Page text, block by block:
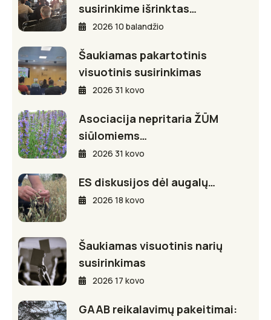
susirinkime išrinktas…
2026 10 balandžio
Šaukiamas pakartotinis
visuotinis susirinkimas
2026 31 kovo
Asociacija nepritaria ŽŪM
siūlomiems…
2026 31 kovo
ES diskusijos dėl augalų…
2026 18 kovo
Šaukiamas visuotinis narių
susirinkimas
2026 17 kovo
GAAB reikalavimų pakeitimai: